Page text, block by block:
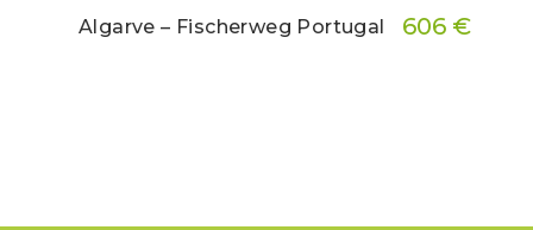
Algarve – Fischerweg Portugal 606 €